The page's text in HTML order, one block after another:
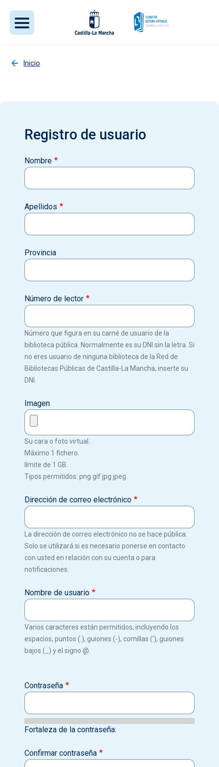
Inicio
Registro de usuario
Nombre
Apellidos
Provincia
Número de lector
Número que figura en su carné de usuario de la
biblioteca pública. Normalmente es su DNI sin la letra. Si
no eres usuario de ninguna biblioteca de la Red de
Bibliotecas Públicas de Castilla-La Mancha, inserte su
DNI.
Imagen
Su cara o foto virtual.
Máximo 1 fichero.
límite de 1 GB.
Tipos permitidos: png gif jpg jpeg.
Dirección de correo electrónico
La dirección de correo electrónico no se hace pública.
Solo se utilizará si es necesario ponerse en contacto
con usted en relación con su cuenta o para
notificaciones.
Nombre de usuario
Varios caracteres están permitidos, incluyendo los
espacios, puntos (.), guiones (-), comillas ('), guiones
bajos (_) y el signo @.
Contraseña
Fortaleza de la contraseña:
Confirmar contraseña